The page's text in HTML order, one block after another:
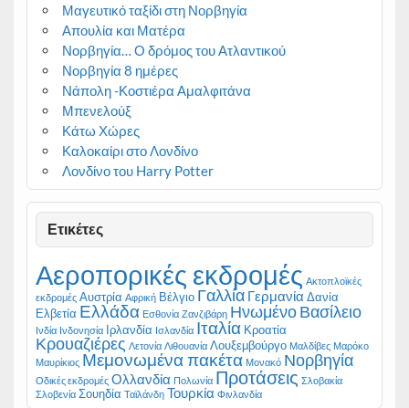
Μαγευτικό ταξίδι στη Νορβηγία
Απουλία και Ματέρα
Νορβηγία… Ο δρόμος του Ατλαντικού
Νορβηγία 8 ημέρες
Νάπολη -Κοστιέρα Αμαλφιτάνα
Μπενελούξ
Κάτω Χώρες
Καλοκαίρι στο Λονδίνο
Λονδίνο του Harry Potter
Ετικέτες
Αεροπορικές εκδρομές Ακτοπλοϊκές
εκδρομές Αυστρία Αφρική Βέλγιο Γαλλία Γερμανία Δανία
Ελβετία Ελλάδα Εσθονία Ζανζιβάρη Ηνωμένο Βασίλειο
Ινδία Ινδονησία Ιρλανδία Ισλανδία Ιταλία Κροατία
Κρουαζιέρες Λετονία Λιθουανία Λουξεμβούργο Μαλδίβες Μαρόκο
Μαυρίκιος Μεμονωμένα πακέτα Μονακό Νορβηγία
Οδικές εκδρομές Ολλανδία Πολωνία Προτάσεις Σλοβακία
Σλοβενία Σουηδία Ταϊλάνδη Τουρκία Φινλανδία